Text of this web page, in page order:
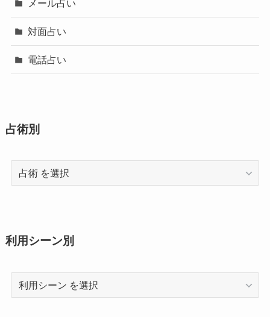
メール占い
対面占い
電話占い
占術別
術
利用シーン別
利
用